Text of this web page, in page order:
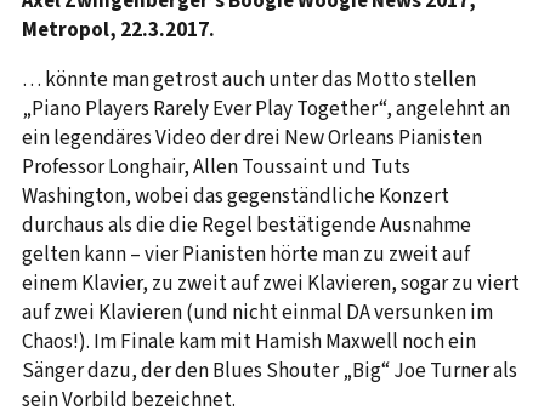
Metropol, 22.3.2017.
… könnte man getrost auch unter das Motto stellen
„Piano Players Rarely Ever Play Together“, angelehnt an
ein legendäres Video der drei New Orleans Pianisten
Professor Longhair, Allen Toussaint und Tuts
Washington, wobei das gegenständliche Konzert
durchaus als die die Regel bestätigende Ausnahme
gelten kann – vier Pianisten hörte man zu zweit auf
einem Klavier, zu zweit auf zwei Klavieren, sogar zu viert
auf zwei Klavieren (und nicht einmal DA versunken im
Chaos!). Im Finale kam mit Hamish Maxwell noch ein
Sänger dazu, der den Blues Shouter „Big“ Joe Turner als
sein Vorbild bezeichnet.